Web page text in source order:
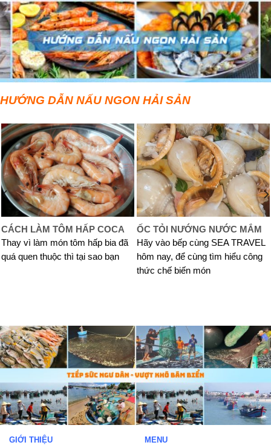
HƯỚNG DẪN NẤU NGON HẢI SẢN
CÁCH LÀM TÔM HẤP COCA
Thay vì làm món tôm hấp bia đã
quá quen thuộc thì tại sao bạn
ỐC TỎI NƯỚNG NƯỚC MẮM
Hãy vào bếp cùng SEA TRAVEL
hôm nay, để cùng tìm hiểu công
thức chế biến món
GIỚI THIỆU
MENU